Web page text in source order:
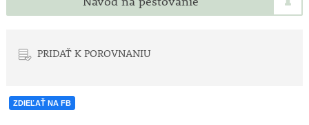
PRIDAŤ K POROVNANIU
ZDIEĽAŤ NA FB